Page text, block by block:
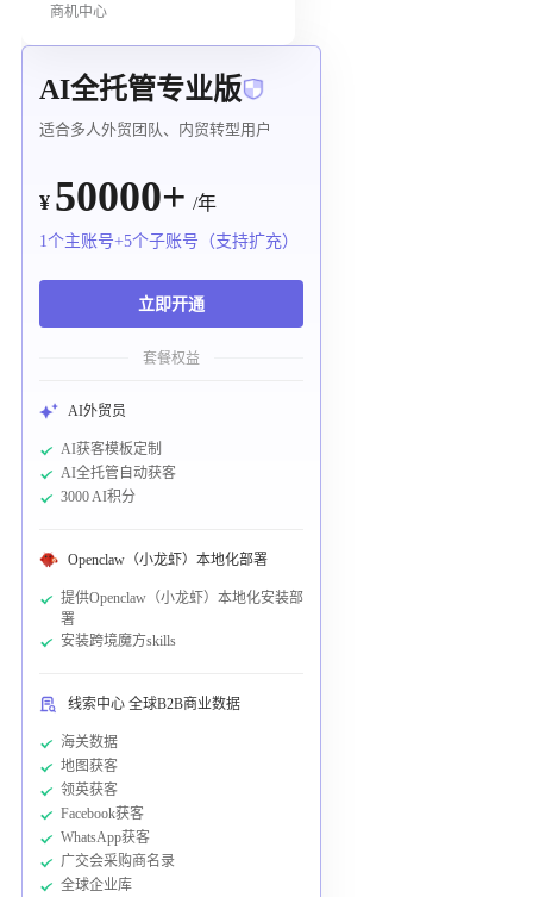
商机中心
AI全托管专业版
适合多人外贸团队、内贸转型用户
¥ 50000+ /年
1个主账号+5个子账号（支持扩充）
立即开通
套餐权益
AI外贸员
AI获客模板定制
AI全托管自动获客
3000 AI积分
Openclaw（小龙虾）本地化部署
提供Openclaw（小龙虾）本地化安装部
署
安装跨境魔方skills
线索中心 全球B2B商业数据
海关数据
地图获客
领英获客
Facebook获客
WhatsApp获客
广交会采购商名录
全球企业库